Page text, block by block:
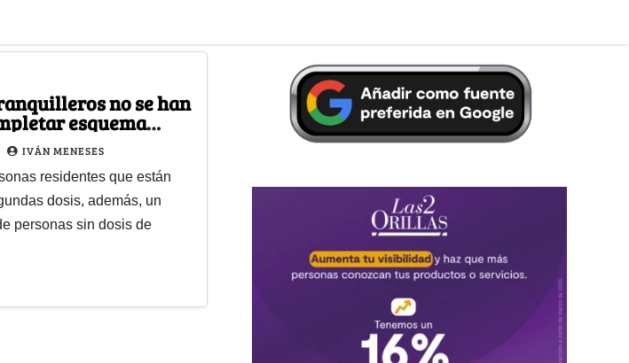
no se han
esquema
IVÁN MENESES
residentes que están
dosis, además, un
personas sin dosis de